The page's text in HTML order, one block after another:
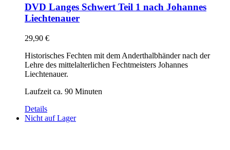
DVD Langes Schwert Teil 1 nach Johannes
Liechtenauer
29,90 €
Historisches Fechten mit dem Anderthalbhänder nach der
Lehre des mittelalterlichen Fechtmeisters Johannes
Liechtenauer.
Laufzeit ca. 90 Minuten
Details
Nicht auf Lager